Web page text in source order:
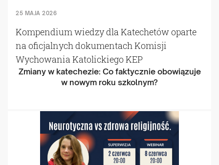
25 MAJA 2026
Kompendium wiedzy dla Katechetów oparte
na oficjalnych dokumentach Komisji
Wychowania Katolickiego KEP
Zmiany w katechezie: Co faktycznie obowiązuje
w nowym roku szkolnym?